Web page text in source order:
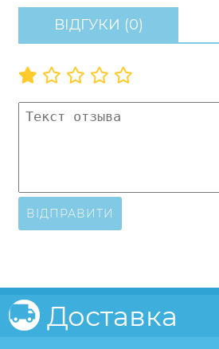
ВІДГУКИ (0)
ВІДПРАВИТИ
Доставка